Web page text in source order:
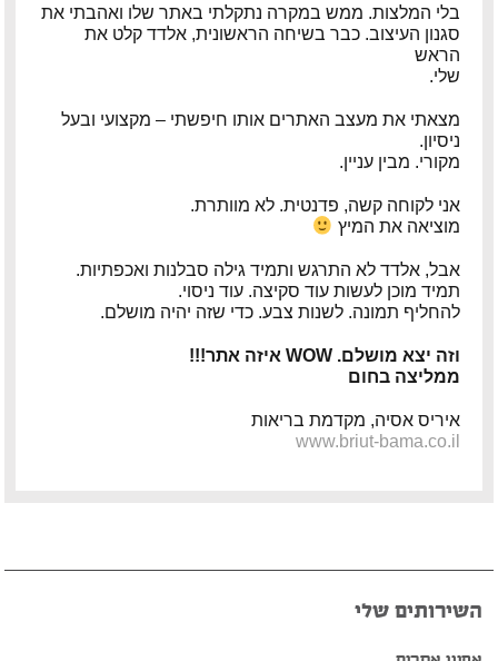
פיטר רוט – מוזיקאי ויוצר
דודי לוי – מוזיקאי, גיטריסט ויוצר
הצג עוד המלצות >>
בלי המלצות. ממש במקרה נתקלתי באתר שלו ואהבתי את
סגנון העיצוב. כבר בשיחה הראשונית, אלדד קלט את
הראש
שלי.
מצאתי את מעצב האתרים אותו חיפשתי – מקצועי ובעל
ניסיון.
מקורי. מבין עניין.
אני לקוחה קשה, פדנטית. לא מוותרת.
מוציאה את המיץ
אבל, אלדד לא התרגש ותמיד גילה סבלנות ואכפתיות.
תמיד מוכן לעשות עוד סקיצה. עוד ניסוי.
להחליף תמונה. לשנות צבע. כדי שזה יהיה מושלם.
וזה יצא מושלם. WOW איזה אתר!!!
ממליצה בחום
איריס אסיה, מקדמת בריאות
www.briut-bama.co.il
השירותים שלי